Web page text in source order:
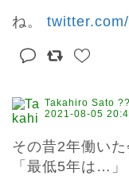
ね。
Takahiro Sato
2021-08-05
その昔2年働い
「最低5年は…